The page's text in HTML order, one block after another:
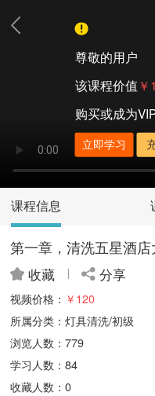
尊敬的用户
该课程价值 ￥
购买或成为
立即学习
课程信息
收藏 分享
视频价格： ￥120
所属分类：灯具清洗/初级
浏览人数：779
学习人数：84
收藏人数：0